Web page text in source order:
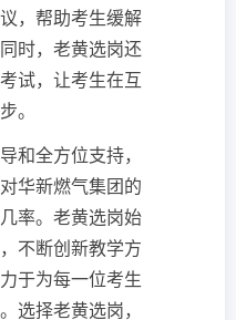
，帮助考生缓解
时，老黄选岗还
试，让考生在互
。
和全方位支持，
华新燃气集团的
率。老黄选岗始
不断创新教学方
于为每一位考生
选择老黄选岗，